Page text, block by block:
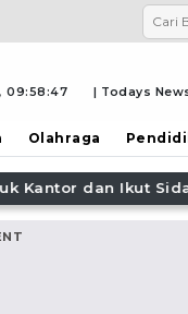
09:58:47 | Todays
Olahraga
dan Ikut